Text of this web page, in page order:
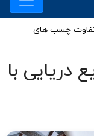
چسب های
با